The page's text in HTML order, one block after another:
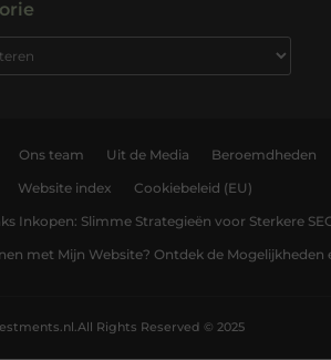
Ons team Uit de Media Beroemdheden
Website index Cookiebeleid (EU)
Inkopen: Slimme Strategieën voor Sterkere
met Mijn Website? Ontdek de Mogelijkheden
All Rights Reserved © 2025